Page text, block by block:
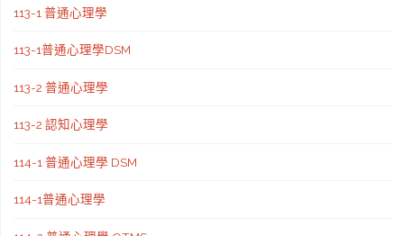
113-1 普通心理學
113-1普通心理學DSM
113-2 普通心理學
113-2 認知心理學
114-1 普通心理學 DSM
114-1普通心理學